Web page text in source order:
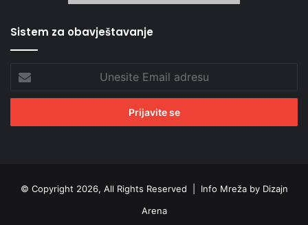
Sistem za obavještavanje
Unesite
Email
adresu
© Copyright 2026, All Rights Reserved | Info Mreža by Dizajn
Arena